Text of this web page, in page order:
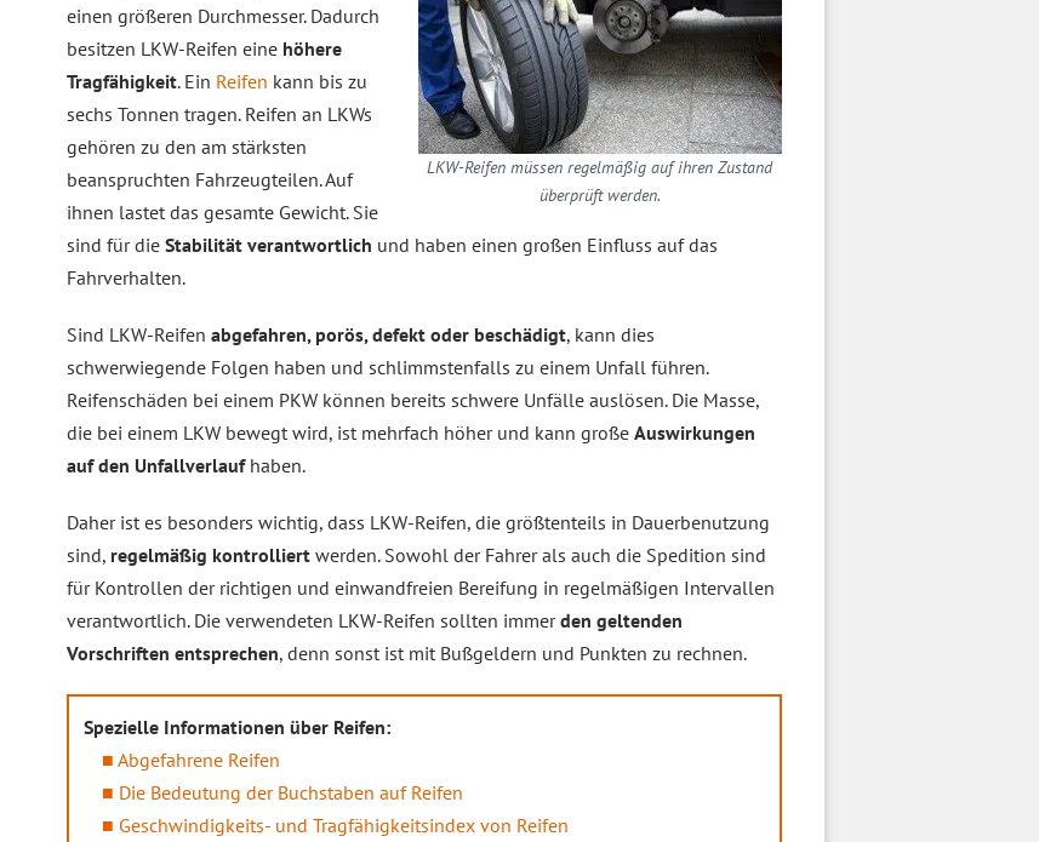
LKW-Reifen müssen regelmäßig auf ihren Zustand
überprüft werden.
einen größeren Durchmesser. Dadurch
besitzen LKW-Reifen einehöhere
Tragfähigkeit. Ein Reifen kann bis zu
sechs Tonnen tragen. Reifen an LKWs
gehören zu den am stärksten
beanspruchten Fahrzeugteilen. Auf
ihnen lastet das gesamte Gewicht. Sie
sind für die Stabilität verantwortlich und haben einen großen Einfluss auf das
Fahrverhalten.
Sind LKW-Reifen abgefahren, porös, defekt oder beschädigt, kann dies
schwerwiegende Folgen haben und schlimmstenfalls zu einem Unfall führen.
Reifenschäden bei einem PKW können bereits schwere Unfälle auslösen. Die Masse,
die bei einem LKW bewegt wird, ist mehrfach höher und kann große Auswirkungen
auf den Unfallverlaufhaben.
Daher ist es besonders wichtig, dass LKW-Reifen, die größtenteils in Dauerbenutzung
sind, regelmäßig kontrolliertwerden. Sowohl der Fahrer als auch die Spedition sind
für Kontrollen der richtigen und einwandfreien Bereifung in regelmäßigen Intervallen
verantwortlich. Die verwendeten LKW-Reifen sollten immerden geltenden
Vorschriften entsprechen, denn sonst ist mit Bußgeldern und Punkten zu rechnen.
Spezielle Informationen über Reifen:
Abgefahrene Reifen
Die Bedeutung der Buchstaben auf Reifen
Geschwindigkeits- und Tragfähigkeitsindex von Reifen